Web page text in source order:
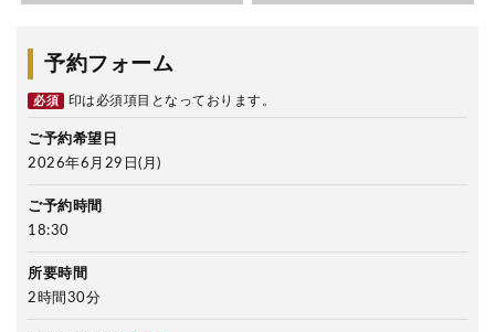
予約フォーム
必須 印は必須項目となっております。
ご予約希望日
2026年6月29日(月)
ご予約時間
18:30
所要時間
2時間30分